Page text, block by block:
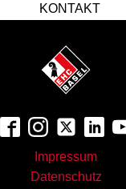
KONTAKT
Impressum
Datenschutz